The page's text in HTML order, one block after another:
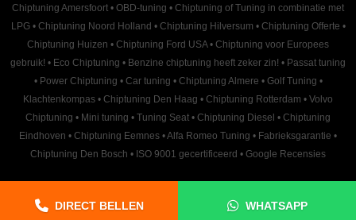
Chiptuning Amersfoort • OBD-tuning • Chiptuning of Tuning in combinatie met
LPG • Chiptuning Noord Holland • Chiptuning Hilversum • Chiptuning Offerte •
Chiptuning Huizen • Chiptuning Ford USA • Chiptuning voor Europees
gebruik! • Eco Chiptuning • Benzine chiptuning heeft zeker zin! • Passat tuning
• Power Chiptuning • Car tuning • Chiptuning Almere • Golf Tuning •
Klachtenkompas • Chiptuning Den Haag • Chiptuning Rotterdam • Volvo
Chiptuning • Mini tuning • Tuning Seat • Chiptuning Diesel • Chiptuning
Eindhoven • Chiptuning Eemnes •Alfa Romeo Tuning • Fabrieksgarantie •
Chiptuning Den Bosch • ISO 9001 gecertificeerd • Google Recensies
DIRECT BELLEN WHATSAPP